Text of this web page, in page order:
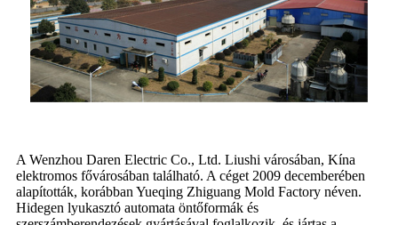
A Wenzhou Daren Electric Co., Ltd. Liushi városában, Kína
elektromos fővárosában található. A céget 2009 decemberében
alapították, korábban Yueqing Zhiguang Mold Factory néven.
Hidegen lyukasztó automata öntőformák és